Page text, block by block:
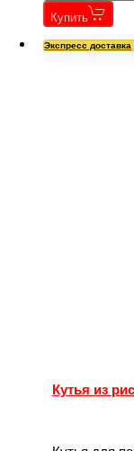
Купить
Экспресс доставка
Кутья из